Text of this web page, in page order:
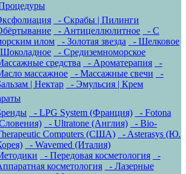
- Скрабы | Пилинги
- Антицеллюлитное
- С
илом
- Золотая звезда
- Шелковое
- Средиземноморское
средства
- Ароматерапия
-
массажное
- Массажные свечи
-
| Нектар
- Эмульсия | Крем
- LPG System (Франция)
- Fotona
- Ultratone (Англия)
- Bio-
Computers (США)
- Asterasys (Ю.
- Wavemed (Италия)
- Передовая косметология
-
косметология
- Лазерные